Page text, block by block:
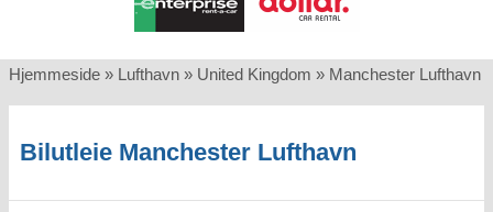
Hjemmeside » Lufthavn » United Kingdom » Manchester Lufthavn
Bilutleie Manchester Lufthavn